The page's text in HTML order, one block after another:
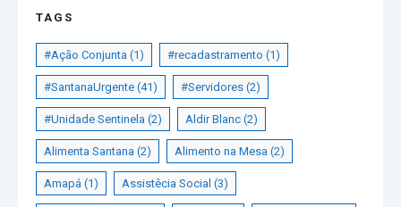
TAGS
#Ação Conjunta (1) #recadastramento (1)
#SantanaUrgente (41) #Servidores (2)
#Unidade Sentinela (2) Aldir Blanc (2)
Alimenta Santana (2) Alimento na Mesa (2)
Amapá (1) Assistêcia Social (3)